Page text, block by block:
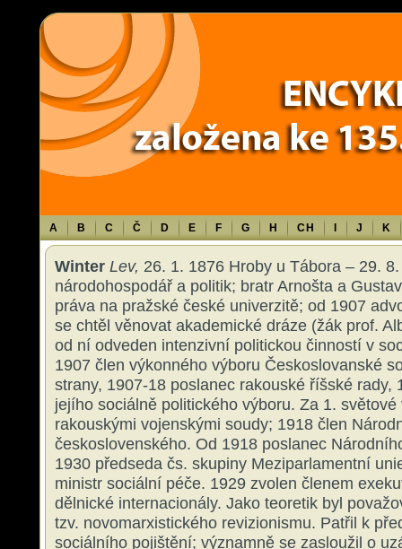
Warning: Use of undefined constant TXT - assumed 'TXT' (this will throw
content/themes/sablona/functions.php
A B C Č D E F G H CH J K
Winter Lev, 26. 1. 1876 Hroby u Tábora – 29.
národohospodář a politik; bratr Arnošta a
práva na pražské české univerzitě; od 1907
se chtěl věnovat akademické dráze (žák prof.
od ní odveden intenzivní politickou činností v
1907 člen výkonného výboru Českoslovanské
strany, 1907-18 poslanec rakouské říšské rady,
jejího sociálně politického výboru. Za 1.
rakouskými vojenskými soudy; 1918 člen
československého. Od 1918 poslanec
1930 předseda čs. skupiny Meziparlamentní
ministr sociální péče. 1929 zvolen členem
dělnické internacionály. Jako teoretik byl
tzv. novomarxistického revizionismu. Patřil k
sociálního pojištění; významně se zasloužil o